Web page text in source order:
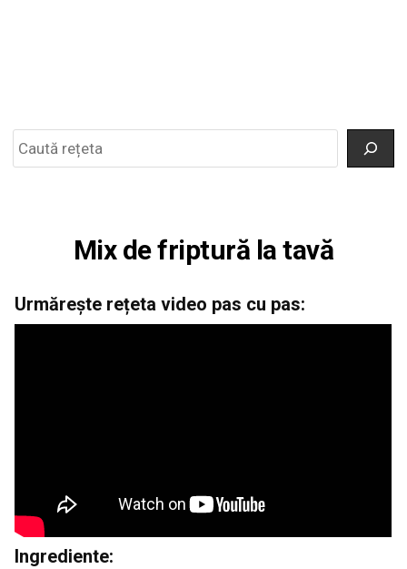
Mix de friptură la tavă
Urmărește rețeta video pas cu pas:
Ingrediente: